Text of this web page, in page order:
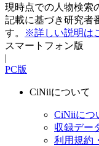
現時点での人物検索
記載に基づき研究者
す。
※詳しい説明は
スマートフォン版
|
PC版
CiNiiについて
CiNiiにつ
収録デー
利用規約